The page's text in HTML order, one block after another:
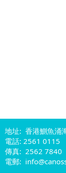
地址: 香港鰂魚涌
電話: 2561 0115
傳真: 2562 7840
電郵: